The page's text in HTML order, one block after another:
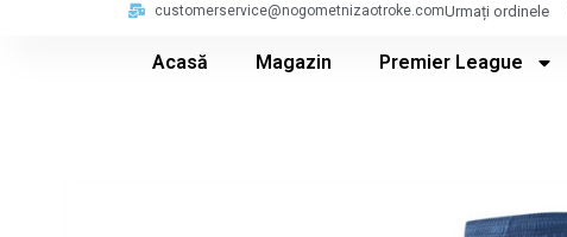
customerservice@nogometnizaotroke.comUrmați ordinele
Acasă Magazin Premier League